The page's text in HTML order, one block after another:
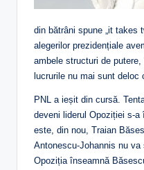
din bătrâni spune „it takes
alegerilor prezidențiale
ambele structuri de
lucrurile nu mai sunt deloc
PNL a ieșit din cursă.
deveni liderul Opoziției s-
este, din nou, Traian
Antonescu-Johannis nu
Opoziția înseamnă